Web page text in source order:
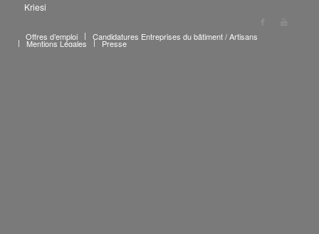
Kriesi
Offres d’emploi Candidatures Entreprises du bâtiment / Artisans
Mentions Légales Presse